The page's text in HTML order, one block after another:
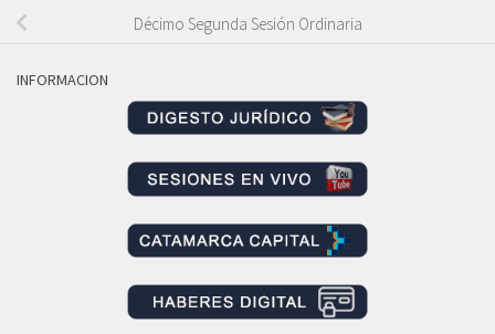
Décimo Segunda Sesión Ordinaria
INFORMACION